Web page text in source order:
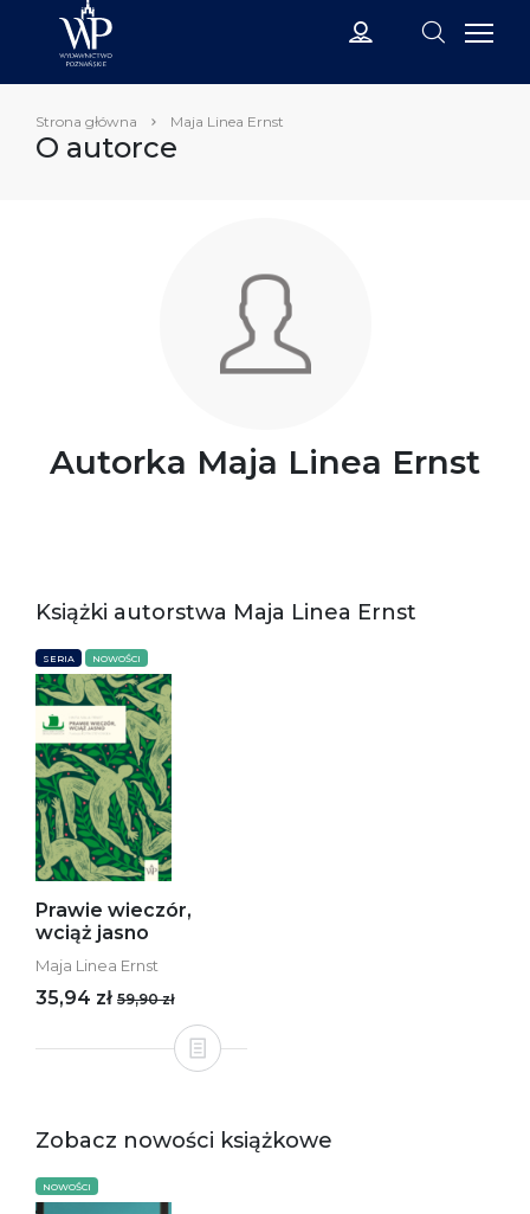
Strona główna Maja Linea Ernst
O autorce
Autorka Maja Linea Ernst
Książki autorstwa Maja Linea Ernst
SERIA NOWOŚCI
Prawie wieczór,
wciąż jasno
Maja Linea Ernst
35,94 zł 59,90 zł
Zobacz nowości książkowe
NOWOŚCI